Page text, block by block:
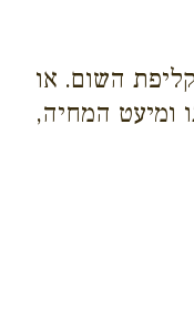
השום. או
ומיעט המחיה,